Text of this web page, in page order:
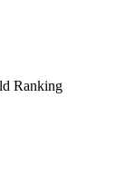
Ranking